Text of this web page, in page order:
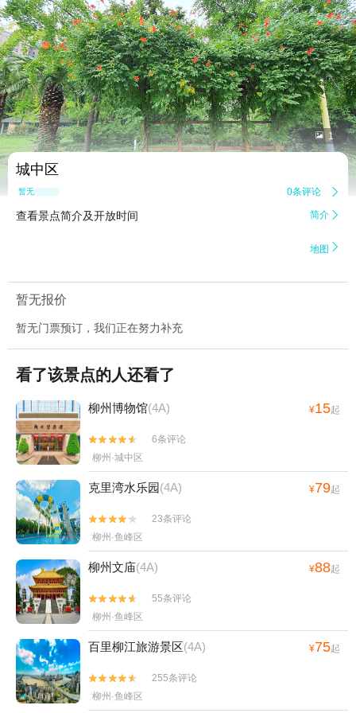
 1
城中区
暂无点评 0条评论 
查看景点简介及开放时间 简介 
地图 
暂无报价
暂无门票预订，我们正在努力补充
看了该景点的人还看了
柳州博物馆(4A) ¥15起


6条评论
柳州·城中区
克里湾水乐园(4A) ¥79起


23条评论
柳州·鱼峰区
柳州文庙(4A) ¥88起


55条评论
柳州·鱼峰区
百里柳江旅游景区(4A) ¥75起


255条评论
柳州·鱼峰区
